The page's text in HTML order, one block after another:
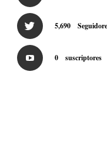
5,690
0 suscriptores